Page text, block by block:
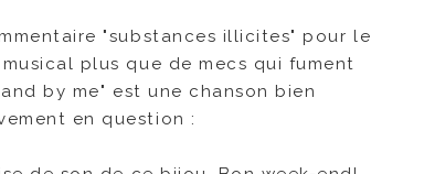
"substances illicites" pour le
plus que de mecs qui fument
by me" est une chanson bien
en question :